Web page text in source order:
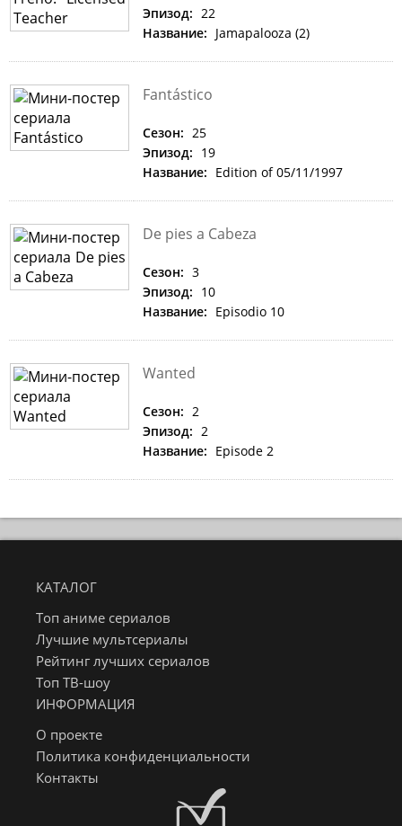
Эпизод: 22
Название: Jamapalooza (2)
Fantástico
Сезон: 25
Эпизод: 19
Название: Edition of 05/11/1997
De pies a Cabeza
Сезон: 3
Эпизод: 10
Название: Episodio 10
Wanted
Сезон: 2
Эпизод: 2
Название: Episode 2
КАТАЛОГ
Топ аниме сериалов
Лучшие мультсериалы
Рейтинг лучших сериалов
Топ ТВ-шоу
ИНФОРМАЦИЯ
О проекте
Политика конфиденциальности
Контакты